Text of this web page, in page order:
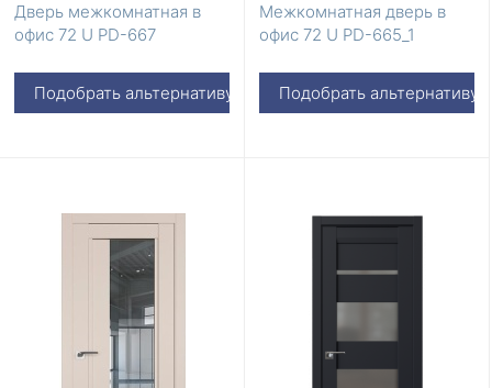
Дверь межкомнатная в
офис 72 U PD-667
Подобрать альтернативу
Межкомнатная дверь в
офис 72 U PD-665_1
Подобрать альтернативу